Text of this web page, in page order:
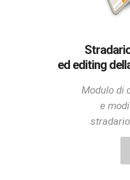
ed editing
Modulo di
e